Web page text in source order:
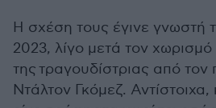
Η σχέση τους έγινε γνωστή
2023, λίγο μετά τον χωρισμό
της τραγουδίστριας από
Ντάλτον Γκόμεζ. Αντίστοιχα,